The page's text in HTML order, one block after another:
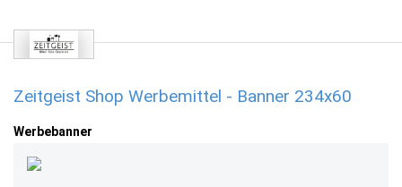
Zeitgeist Shop Werbemittel - Banner 234x60
Werbebanner